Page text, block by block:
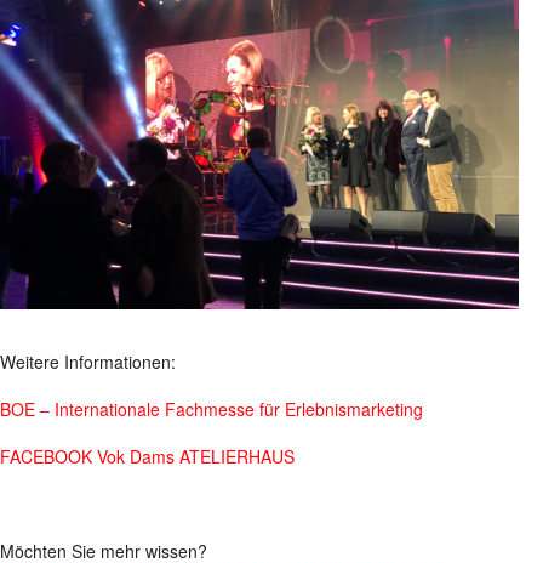
Weitere Informationen:
BOE – Internationale Fachmesse für Erlebnismarketing
FACEBOOK Vok Dams ATELIERHAUS
Möchten Sie mehr wissen?